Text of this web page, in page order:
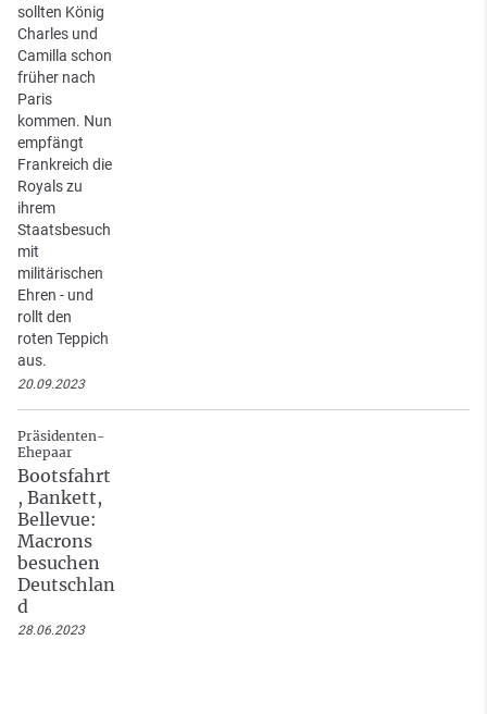
sollten König
Charles und
Camilla schon
früher nach
Paris
kommen. Nun
empfängt
Frankreich die
Royals zu
ihrem
Staatsbesuch
mit
militärischen
Ehren - und
rollt den
roten Teppich
aus.
20.09.2023
Präsidenten-
Ehepaar
Bootsfahrt
, Bankett,
Bellevue:
Macrons
besuchen
Deutschlan
d
28.06.2023